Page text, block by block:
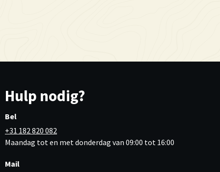
Hulp nodig?
Bel
+31 182 820 082
Maandag tot en met donderdag van 09:00 tot 16:00
Mail